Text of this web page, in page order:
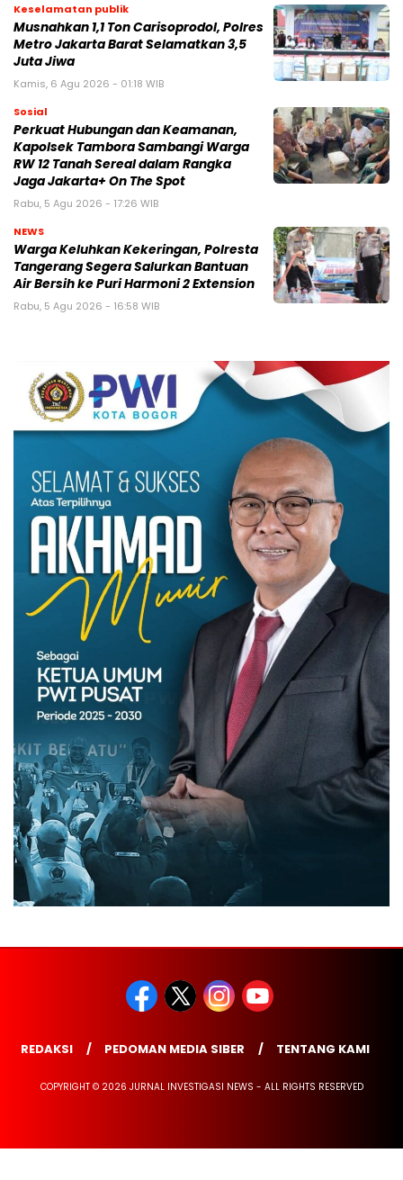
Keselamatan publik
Musnahkan 1,1 Ton Carisoprodol, Polres
Metro Jakarta Barat Selamatkan 3,5
Juta Jiwa
Kamis, 6 Agu 2026 - 01:18 WIB
Sosial
Perkuat Hubungan dan Keamanan,
Kapolsek Tambora Sambangi Warga
RW 12 Tanah Sereal dalam Rangka
Jaga Jakarta+ On The Spot
Rabu, 5 Agu 2026 - 17:26 WIB
NEWS
Warga Keluhkan Kekeringan, Polresta
Tangerang Segera Salurkan Bantuan
Air Bersih ke Puri Harmoni 2 Extension
Rabu, 5 Agu 2026 - 16:58 WIB
REDAKSI PEDOMAN MEDIA SIBER TENTANG KAMI
COPYRIGHT © 2026 JURNAL INVESTIGASI NEWS - ALL RIGHTS RESERVED